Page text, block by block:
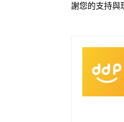
謝您的支持與